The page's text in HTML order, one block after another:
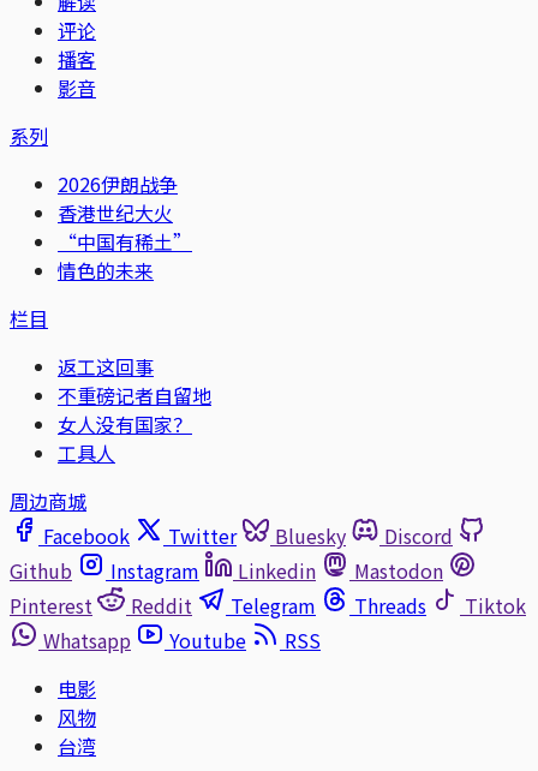
评论
播客
影音
系列
2026伊朗战争
香港世纪大火
“中国有稀土”
情色的未来
栏目
返工这回事
不重磅记者自留地
女人没有国家？
工具人
周边商城
Facebook
Twitter Bluesky
Discord
Github
Instagram Linkedin
Mastodon
Pinterest
Reddit Telegram Threads
Tiktok
Whatsapp
Youtube
RSS
电影
风物
台湾